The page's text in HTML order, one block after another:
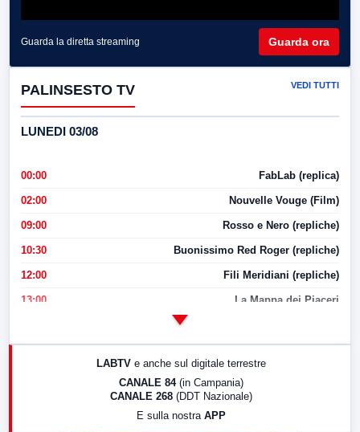
Guarda la diretta streaming Guarda ora
PALINSESTO TV VEDI TUTTI
LUNEDI 03/08
00:00 FabLab (replica)
02:00 Nouvelle Vouge (Film)
09:00 Rosso e Nero (repliche)
10:30 Buonissimo Red Roger (repliche)
12:00 Fili Meridiani (repliche)
13:00 La Mappa dei Piaceri
17:00 LabNews (replica)
LABTV e anche sul digitale terrestre
CANALE 84 (in Campania)
CANALE 268 (DDT Nazionale)
E sulla nostra APP